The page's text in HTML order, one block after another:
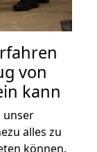
von
kann
unser
alles zu
können.